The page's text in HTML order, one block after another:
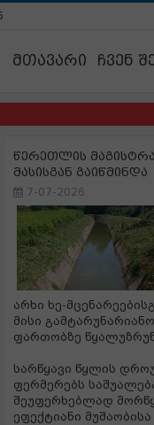
მთავარი ჩვენ
წერეთლის
მასისგან გაიწმინდა
7-07-2026
არხი ხე-
მისი
ფართობზე
სარწყავი წყლის
ფერმერებს
შეუფერხებლად
ეფექტიანი